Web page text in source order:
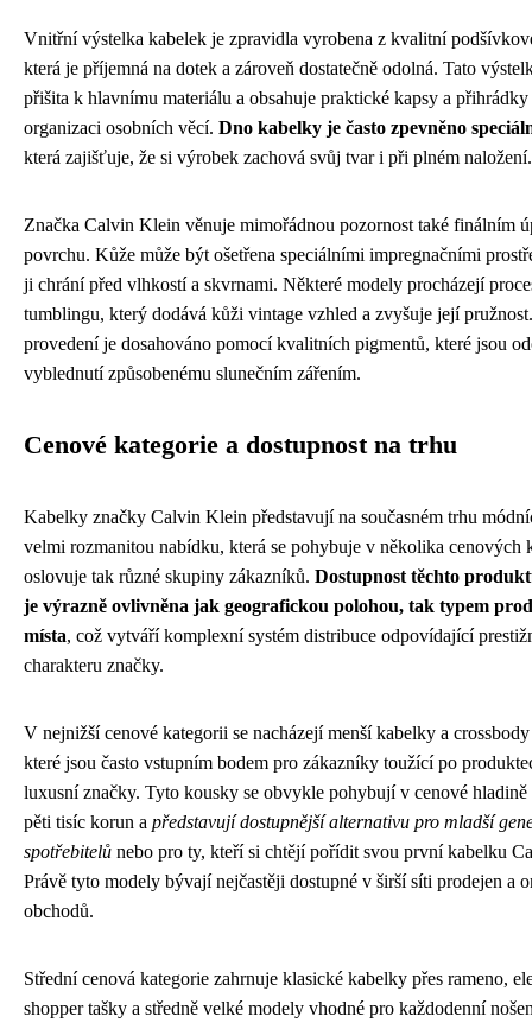
Vnitřní výstelka kabelek je zpravidla vyrobena z kvalitní
která je příjemná na dotek a zároveň dostatečně odolná. Tato
přišita k hlavnímu materiálu a obsahuje praktické kapsy a
organizaci osobních věcí. Dno kabelky je často zpevněno
která zajišťuje, že si výrobek zachová svůj tvar i při plném naložení.
Značka Calvin Klein věnuje mimořádnou pozornost také finálním
povrchu. Kůže může být ošetřena speciálními impregnačními
ji chrání před vlhkostí a skvrnami. Některé modely procházejí
tumblingu, který dodává kůži vintage vzhled a zvyšuje její
provedení je dosahováno pomocí kvalitních pigmentů, které jsou
vyblednutí způsobenému slunečním zářením.
Cenové kategorie a dostupnost na trhu
Kabelky značky Calvin Klein představují na současném trhu
velmi rozmanitou nabídku, která se pohybuje v několika cenových
oslovuje tak různé skupiny zákazníků. Dostupnost těchto
je výrazně ovlivněna jak geografickou polohou, tak typem
místa, což vytváří komplexní systém distribuce odpovídající
charakteru značky.
V nejnižší cenové kategorii se nacházejí menší kabelky a
které jsou často vstupním bodem pro zákazníky toužící po
luxusní značky. Tyto kousky se obvykle pohybují v cenové
pěti tisíc korun a představují dostupnější alternativu pro mladší
spotřebitelů nebo pro ty, kteří si chtějí pořídit svou první kabelku
Právě tyto modely bývají nejčastěji dostupné v širší síti prodejen a
obchodů.
Střední cenová kategorie zahrnuje klasické kabelky přes rameno,
shopper tašky a středně velké modely vhodné pro každodenní